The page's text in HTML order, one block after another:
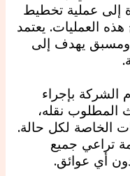
إلى عملية تخطيط
العمليات. يعتمد
يهدف إلى
الشركة بإجراء
المطلوب نقله،
الخاصة لكل حالة.
تراعي جميع
أي عوائق.